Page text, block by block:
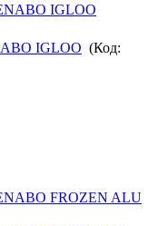
IGLOO (Код: